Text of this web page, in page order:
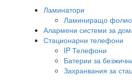
Ламинатори
Ламиниращо фолио
Алармени системи за
Стационарни телефони
IP Телефони
Батерии за
Захранвания за